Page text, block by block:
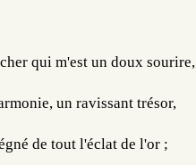
qui m'est un doux sourire,
un ravissant trésor,
de tout l'éclat de l'or ;